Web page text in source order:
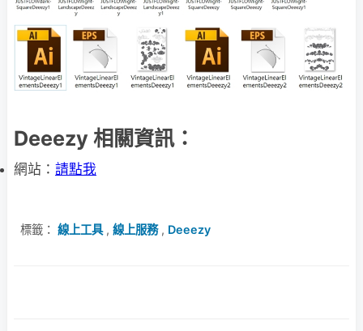
Deeezy 相關資訊：
網站： 請點我
標籤： 線上工具, 線上服務, Deeezy